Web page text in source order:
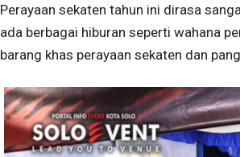
Perayaan sekaten tahun ini dirasa
ada berbagai hiburan seperti wahana
barang khas perayaan sekaten dan